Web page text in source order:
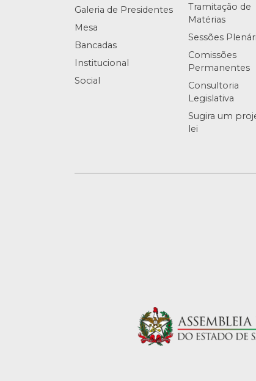
Galeria de Presidentes
Mesa
Bancadas
Institucional
Social
Tramitação de
Matérias
Sessões
Comissões
Permanentes
Consultoria
Legislativa
Sugira um
lei